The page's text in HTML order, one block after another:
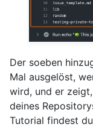
Der soeben
Mal ausgelöst,
wird, und er
deines
Tutorial findest